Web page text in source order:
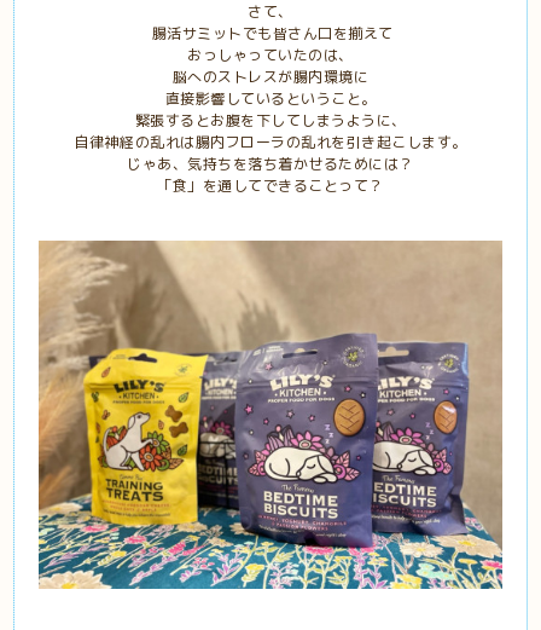
さて、
腸活サミットでも皆さん口を揃えて
おっしゃっていたのは、
脳へのストレスが腸内環境に
直接影響しているということ。
緊張するとお腹を下してしまうように、
自律神経の乱れは腸内フローラの乱れを引き起こします。
じゃあ、気持ちを落ち着かせるためには？
「食」を通してできることって？